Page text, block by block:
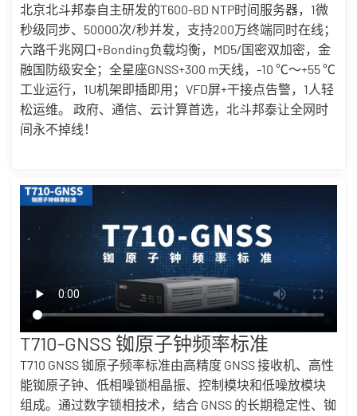
北京北斗邦泰自主研发的T600-BD NTP时间服务器，1微
秒级同步、50000次/秒并发，支持200万终端同时在线；
六路千兆网口+Bonding负载均衡，MD5/国密双加密，金
融国防级安全；全星座GNSS+300 m天线，-10 ℃～+55 ℃
工业运行，1U机架即插即用；VFD屏+干接点告警，1人轻
松运维。 政府、通信、云计算首选，北斗邦泰让全网时
间永不掉线！
T710-GNSS 铷原子钟频率标准
T710 GNSS 铷原子频率标准由高精度 GNSS 接收机、高性
能铷原子钟、低相噪锁相晶振、控制模块和低噪放模块
组成。通过数字锁相技术，结合 GNSS 的长期稳定性、铷